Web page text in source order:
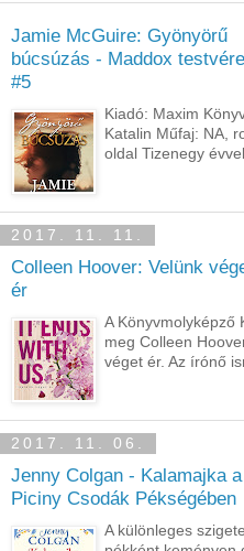
Jamie McGuire: Gyönyörű
búcsúzás - Maddox
#5
Kiadó: Maxim
Katalin Műfaj: NA,
oldal Tizenegy
2017. 11. 11.
Colleen Hoover: Velünk
ér
A Könyvmolyképző
meg Colleen
véget ér. Az írónő
2017. 11. 06.
Jenny Colgan - Kalamajka a
Piciny Csodák Pékségében
A különleges